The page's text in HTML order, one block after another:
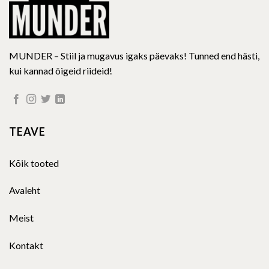
page
MUNDER – Stiil ja mugavus igaks päevaks! Tunned end hästi,
kui kannad õigeid riideid!
TEAVE
Kõik tooted
Avaleht
Meist
Kontakt